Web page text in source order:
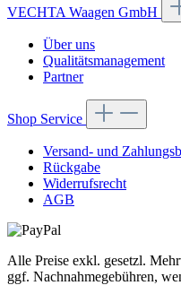
VECHTA Waagen GmbH
Über uns
Qualitätsmanagement
Partner
Shop Service
Versand- und
Rückgabe
Widerrufsrecht
AGB
Alle Preise exkl. gesetzl.
ggf. Nachnahmegebühren,